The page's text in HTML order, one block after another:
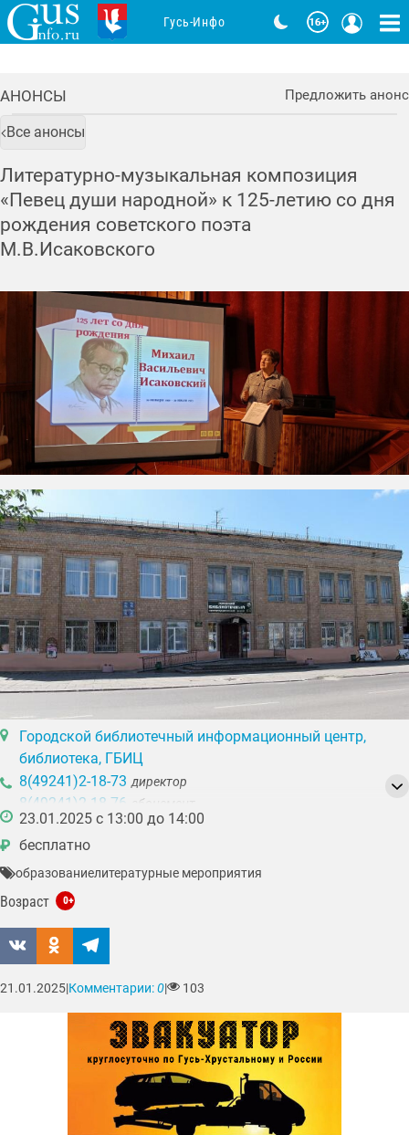
АНОНСЫ Предложить анонс
Все анонсы
Литературно-музыкальная композиция
«Певец души народной» к 125-летию со дня
рождения советского поэта
М.В.Исаковского
Городской библиотечный информационный центр,
библиотека, ГБИЦ
8(49241)2-18-73 директор
8(49241)2-18-76 абонемент
8(49241)3-43-57 центр правовой информации
23.01.2025 с 13:00 до 14:00
бесплатно
₽
образованиелитературные мероприятия
Возраст 0+
21.01.2025|Комментарии:0| 103
Гусь-Инфо